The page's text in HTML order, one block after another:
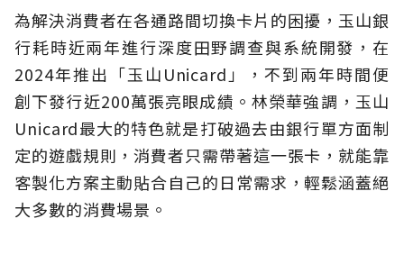
為解決消費者在各通路間切換卡片的困擾，玉山銀
行耗時近兩年進行深度田野調查與系統開發，在
2024年推出「玉山Unicard」，不到兩年時間便
創下發行近200萬張亮眼成績。林榮華強調，玉山
Unicard最大的特色就是打破過去由銀行單方面制
定的遊戲規則，消費者只需帶著這一張卡，就能靠
客製化方案主動貼合自己的日常需求，輕鬆涵蓋絕
大多數的消費場景。